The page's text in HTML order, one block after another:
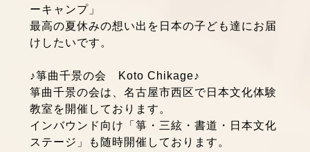
ーキャンプ」
最高の夏休みの想い出を日本の子ども達にお届
けしたいです。
♪箏曲千景の会 Koto Chikage♪
箏曲千景の会は、名古屋市西区で日本文化体験
教室を開催しております。
インバウンド向け「箏・三絃・書道・日本文化
ステージ」も随時開催しております。